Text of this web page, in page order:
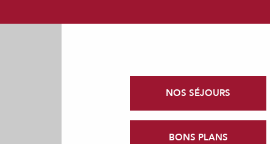
NOS SÉJOURS
BONS PLANS